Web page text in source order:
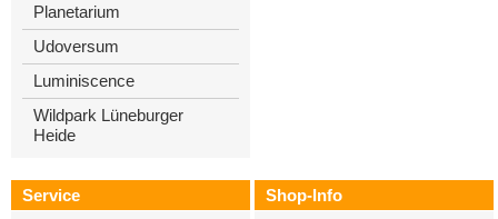
Planetarium
Udoversum
Luminiscence
Wildpark Lüneburger
Heide
Service
Shop-Info